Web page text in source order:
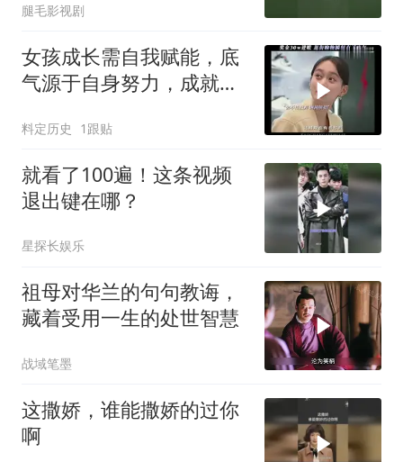
腿毛影视剧
女孩成长需自我赋能，底
气源于自身努力，成就独
料定历史 1跟贴
就看了100遍！这条视频
退出键在哪？
星探长娱乐
祖母对华兰的句句教诲，
藏着受用一生的处世智慧
战域笔墨
这撒娇，谁能撒娇的过你
啊